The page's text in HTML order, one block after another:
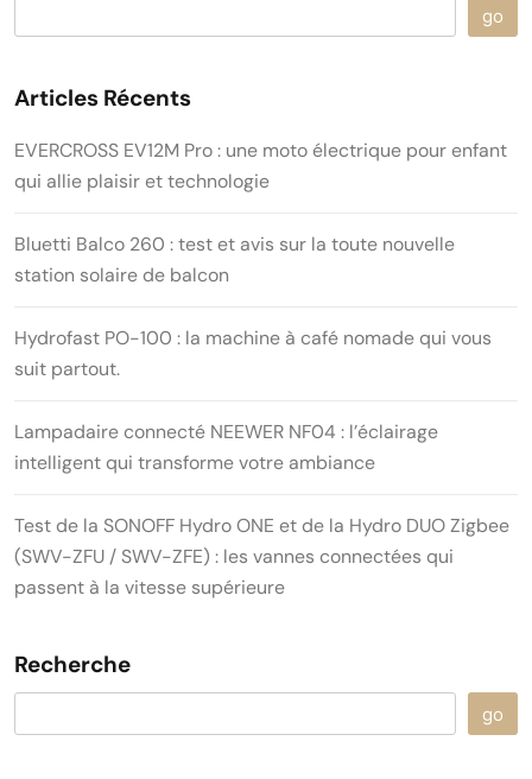
go
Articles Récents
EVERCROSS EV12M Pro : une moto électrique pour enfant
qui allie plaisir et technologie
Bluetti Balco 260 : test et avis sur la toute nouvelle
station solaire de balcon
Hydrofast PO-100 : la machine à café nomade qui vous
suit partout.
Lampadaire connecté NEEWER NF04 : l’éclairage
intelligent qui transforme votre ambiance
Test de la SONOFF Hydro ONE et de la Hydro DUO Zigbee
(SWV-ZFU / SWV-ZFE) : les vannes connectées qui
passent à la vitesse supérieure
Recherche
go